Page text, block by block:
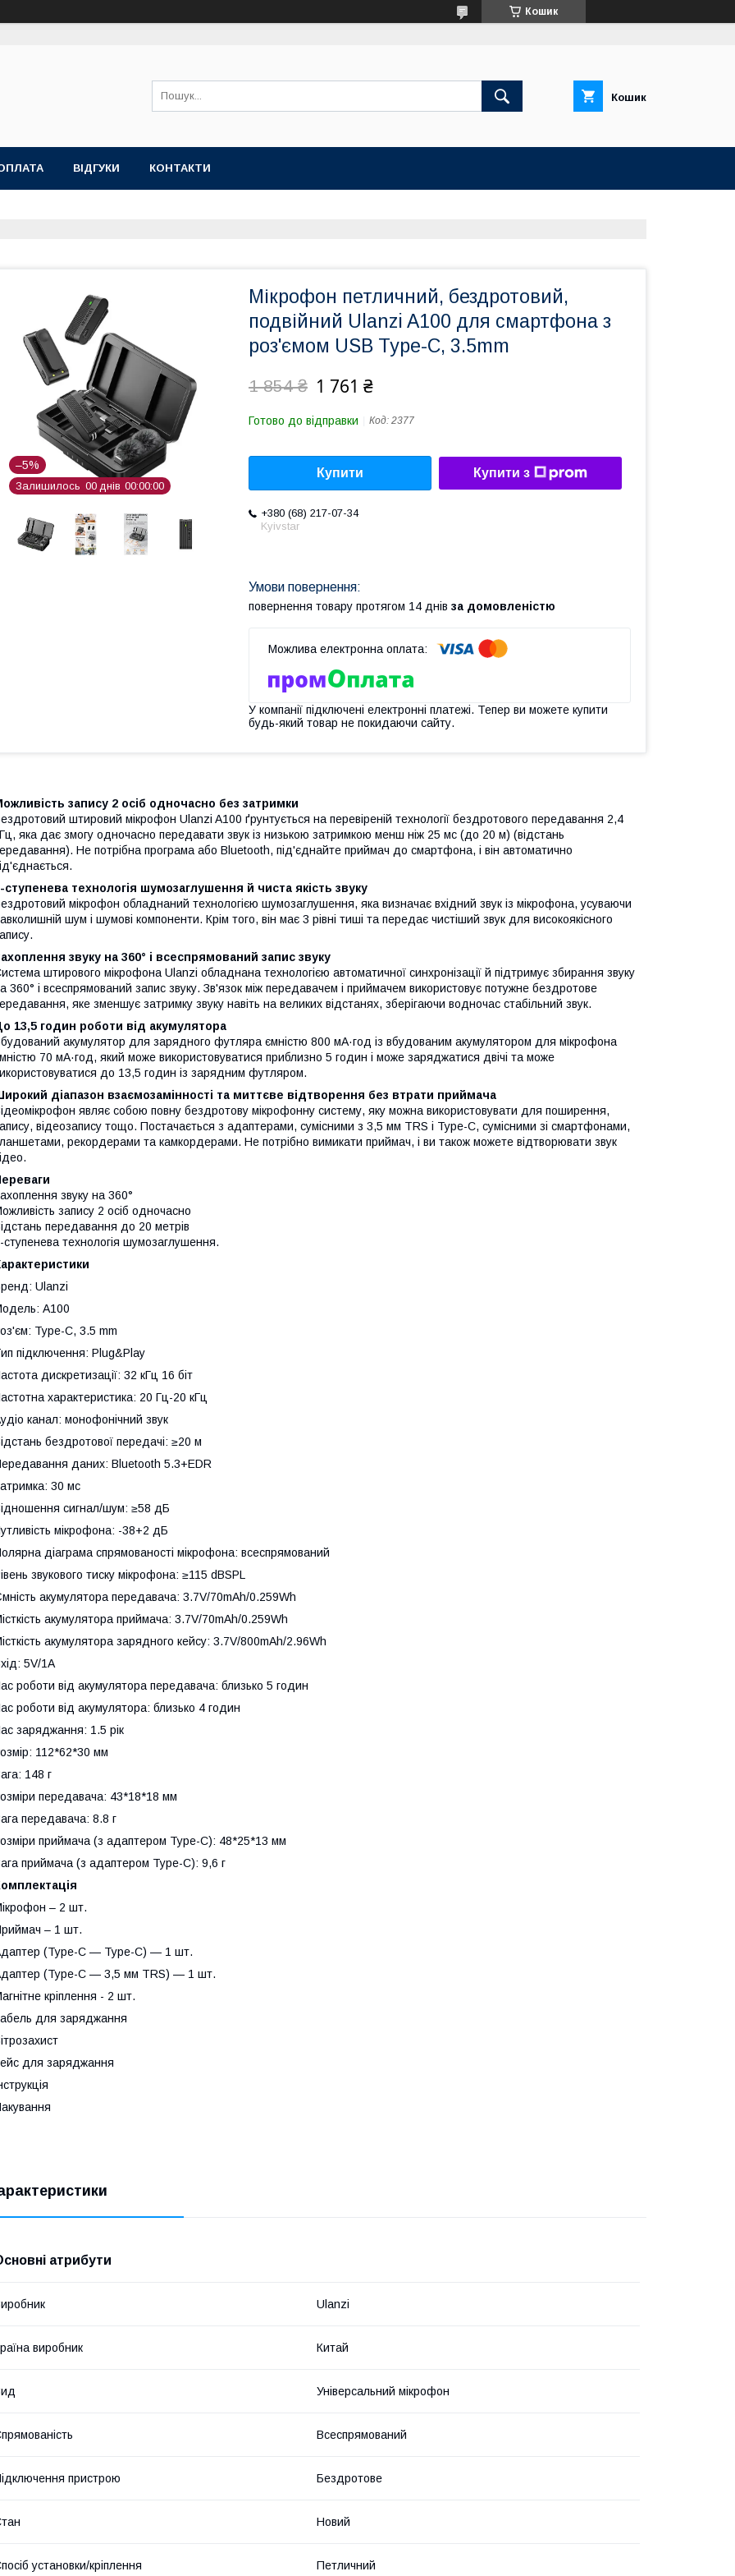
Кошик
Кошик
ВІДГУКИ КОНТАКТИ
–5%
Залишилось 00 днів 00 00 00
Мікрофон петличний, бездротовий,
подвійний Ulanzi A100 для смартфона з
роз'ємом USB Type-C, 3.5mm
1 854 ₴ 1 761 ₴
Готово до відправки Код: 2377
Купити Купити з
+380 (68) 217-07-34
Kyivstar
повернення товару протягом 14 днів за домовленістю
У компанії підключені електронні платежі. Тепер ви можете купити
будь-який товар не покидаючи сайту.
запису 2 осіб одночасно без затримки
штировий мікрофон Ulanzi A100 ґрунтується на перевіреній технології бездротового передавання 2,4
яка дає змогу одночасно передавати звук із низькою затримкою менш ніж 25 мс (до 20 м) (відстань
Не потрібна програма або Bluetooth, під'єднайте приймач до смартфона, і він автоматично
ступенева технологія шумозаглушення й чиста якість звуку
мікрофон обладнаний технологією шумозаглушення, яка визначає вхідний звук із мікрофона, усуваючи
шум і шумові компоненти. Крім того, він має 3 рівні тиші та передає чистіший звук для високоякісного
звуку на 360° і всеспрямований запис звуку
штирового мікрофона Ulanzi обладнана технологією автоматичної синхронізації й підтримує збирання звуку
360° і всеспрямований запис звуку. Зв'язок між передавачем і приймачем використовує потужне бездротове
яке зменшує затримку звуку навіть на великих відстанях, зберігаючи водночас стабільний звук.
13,5 годин роботи від акумулятора
акумулятор для зарядного футляра ємністю 800 мА·год із вбудованим акумулятором для мікрофона
70 мА·год, який може використовуватися приблизно 5 годин і може заряджатися двічі та може
до 13,5 годин із зарядним футляром.
діапазон взаємозамінності та миттєве відтворення без втрати приймача
являє собою повну бездротову мікрофонну систему, яку можна використовувати для поширення,
відеозапису тощо. Постачається з адаптерами, сумісними з 3,5 мм TRS і Type-C, сумісними зі смартфонами,
рекордерами та камкордерами. Не потрібно вимикати приймач, і ви також можете відтворювати звук
звуку на 360°
запису 2 осіб одночасно
передавання до 20 метрів
ступенева технологія шумозаглушення.
Ulanzi
A100
Type-C, 3.5 mm
підключення: Plug&Play
дискретизації: 32 кГц 16 біт
характеристика: 20 Гц-20 кГц
канал: монофонічний звук
бездротової передачі: ≥20 м
даних: Bluetooth 5.3+EDR
30 мс
сигнал/шум: ≥58 дБ
мікрофона: -38+2 дБ
діаграма спрямованості мікрофона: всеспрямований
звукового тиску мікрофона: ≥115 dBSPL
акумулятора передавача: 3.7V/70mAh/0.259Wh
акумулятора приймача: 3.7V/70mAh/0.259Wh
акумулятора зарядного кейсу: 3.7V/800mAh/2.96Wh
5V/1A
роботи від акумулятора передавача: близько 5 годин
роботи від акумулятора: близько 4 годин
заряджання: 1.5 рік
112*62*30 мм
148 г
передавача: 43*18*18 мм
передавача: 8.8 г
приймача (з адаптером Type-C): 48*25*13 мм
приймача (з адаптером Type-C): 9,6 г
– 2 шт.
– 1 шт.
(Type-C — Type-C) — 1 шт.
(Type-C — 3,5 мм TRS) — 1 шт.
кріплення - 2 шт.
для заряджання
для заряджання
атрибути
Ulanzi
виробник Китай
Універсальний мікрофон
Всеспрямований
пристрою Бездротове
Новий
установки/кріплення Петличний